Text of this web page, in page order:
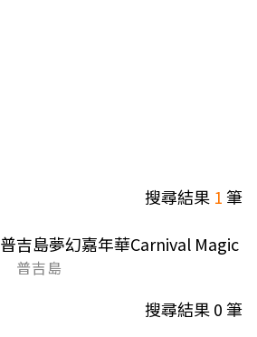
搜尋結果 1筆
普吉島夢幻嘉年華Carnival Magic
普吉島
搜尋結果0筆